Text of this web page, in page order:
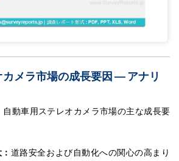
メラ市場の成長要因 ― アナリ
動車用ステレオカメラ市場の主な成長要
道路安全および自動化への関心の高まり